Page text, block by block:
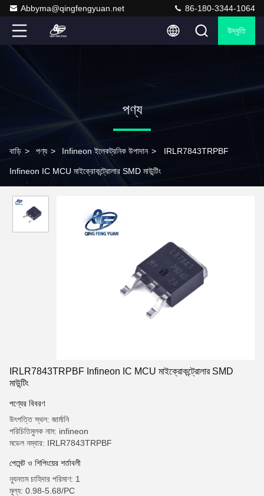
Abbyma@qingfengyuan.net 86-180-3344-1064
উদ্ধৃতি
পণ্য
বাড়ি > পণ্য > Infineon ইলেকট্রনিক উপাদান > IRLR7843TRPBF
Infineon IC MCU মাইক্রোকন্ট্রোলার SMD মাউন্টিং
IRLR7843TRPBF Infineon IC MCU মাইক্রোকন্ট্রোলার SMD
মাউন্টিং
পণ্যের বিবরণ
উৎপত্তি স্থল: জার্মানি
পরিচিতিমুলক নাম: infineon
মডেল নম্বার: IRLR7843TRPBF
পেমেন্ট ও শিপিংয়ের শর্তাবলী
ন্যূনতম চাহিদার পরিমাণ: 1
মূল্য: 0.98-5.68/PC